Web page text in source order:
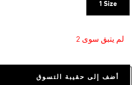
1 Size
لم يتبق سوى 2
أضف إلى حقيبة التسوق